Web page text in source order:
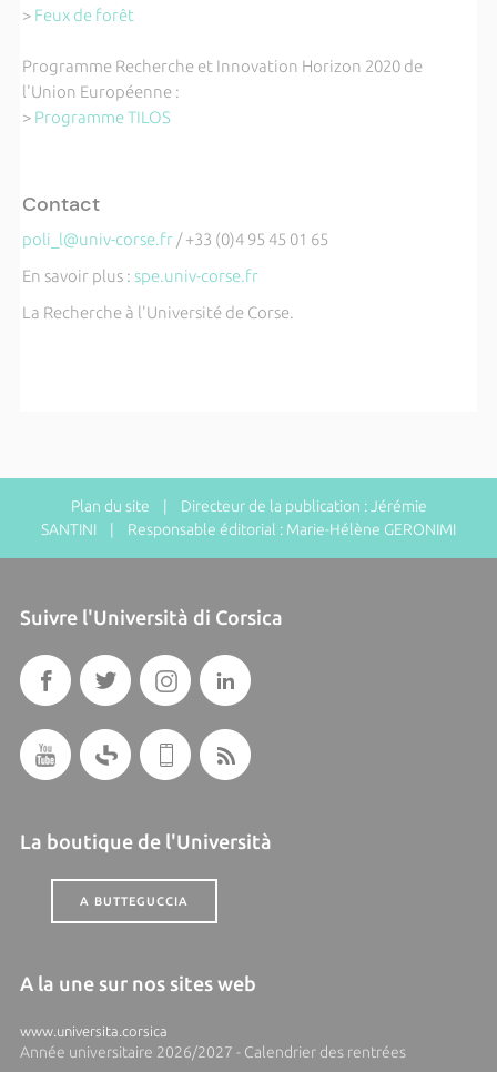
> Feux de forêt
Programme Recherche et Innovation Horizon 2020 de
l'Union Européenne :
> Programme TILOS
Contact
poli_l@univ-corse.fr/ +33 (0)4 95 45 01 65
En savoir plus : spe.univ-corse.fr
La Recherche à l'Université de Corse.
Plan du site | Directeur de la publication : Jérémie
SANTINI | Responsable éditorial : Marie-Hélène GERONIMI
Suivre l'Università di Corsica
La boutique de l'Università
A BUTTEGUCCIA
A la une sur nos sites web
www.universita.corsica
Année universitaire 2026/2027 - Calendrier des rentrées